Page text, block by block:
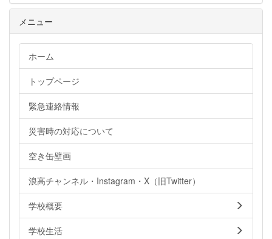
メニュー
ホーム
トップページ
緊急連絡情報
災害時の対応について
空き缶壁画
浪高チャンネル・Instagram・X（旧Twitter）
学校概要
学校生活